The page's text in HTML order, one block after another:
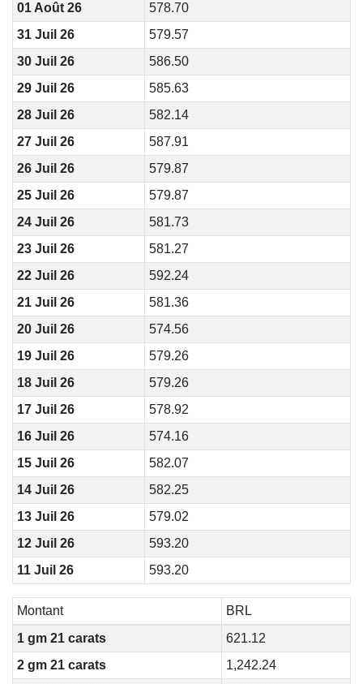
01 Août 26
578.70
31 Juil 26
579.57
30 Juil 26
586.50
29 Juil 26
585.63
28 Juil 26
582.14
27 Juil 26
587.91
26 Juil 26
579.87
25 Juil 26
579.87
24 Juil 26
581.73
23 Juil 26
581.27
22 Juil 26
592.24
21 Juil 26
581.36
20 Juil 26
574.56
19 Juil 26
579.26
18 Juil 26
579.26
17 Juil 26
578.92
16 Juil 26
574.16
15 Juil 26
582.07
14 Juil 26
582.25
13 Juil 26
579.02
12 Juil 26
593.20
11 Juil 26
593.20
Montant
BRL
1 gm 21 carats
621.12
2 gm 21 carats
1,242.24